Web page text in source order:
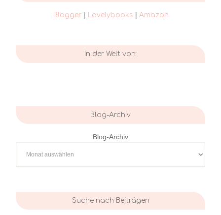
Blogger| Lovelybooks | Amazon
In der Welt von:
Blog-Archiv
Blog-Archiv
Suche nach Beiträgen